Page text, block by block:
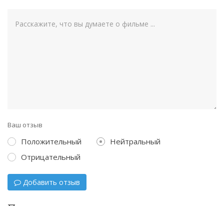
Ваш отзыв
Положительный
Нейтральный
Отрицательный
Добавить отзыв